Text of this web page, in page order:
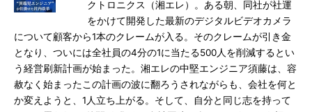
クトロニクス（湘エレ）。ある朝、同社が社運
をかけて開発した最新のデジタルビデオカメラ
について顧客から1本のクレームが入る。そのクレームが引き金
となり、ついには全社員の4分の1に当たる500人を削減するとい
う経営刷新計画が始まった。湘エレの中堅エンジニア須藤は、容
赦なく始まったこの計画の波に翻ろうされながらも、会社を何と
か変えようと、1人立ち上がる。そして、自分と同じ志を持って